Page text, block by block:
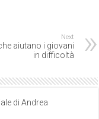
Next
aiutano i giovani
in difficoltà
di Andrea